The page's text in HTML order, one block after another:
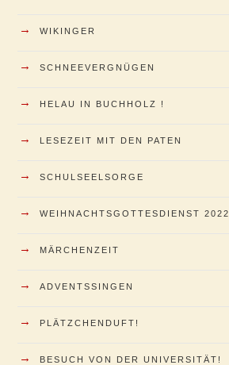
→ WIKINGER
→ SCHNEEVERGNÜGEN
→ HELAU IN BUCHHOLZ !
→ LESEZEIT MIT DEN PATEN
→ SCHULSEELSORGE
→ WEIHNACHTSGOTTESDIENST 2022
→ MÄRCHENZEIT
→ ADVENTSSINGEN
→ PLÄTZCHENDUFT!
→ BESUCH VON DER UNIVERSITÄT!